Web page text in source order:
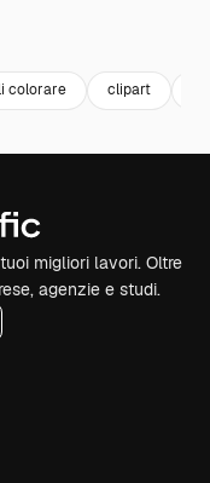
colorare clipart
migliori lavori. Oltre
agenzie e studi.